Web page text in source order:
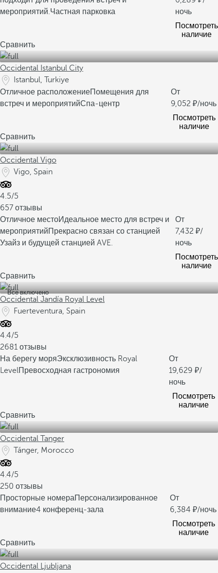
мероприятий.Частная парковка
ночь
Посмотреть
наличие
Сравнить
Occidental Istanbul City
Istanbul, Turkiye
Отличное расположениеПомещения для
встреч и мероприятийСпа-центр
От
9,052
/ночь
Посмотреть
наличие
Сравнить
Occidental Vigo
Vigo, Spain
4.5/5
657 отзывы
Отличное местоИдеальное место для встреч и
мероприятийПрекрасно связан со станцией
Узайз и будущей станцией AVE.
От
7,432
/
ночь
Посмотреть
наличие
Сравнить
Все включено
Occidental Jandía Royal Level
Fuerteventura, Spain
4.4/5
2681 отзывы
На берегу моряЭксклюзивность Royal
LevelПревосходная гастрономия
От
19,629
/
ночь
Посмотреть
наличие
Сравнить
Occidental Tanger
Tánger, Morocco
4.4/5
250 отзывы
Просторные номераПерсонализированное
внимание4 конференц-зала
От
6,384
/ночь
Посмотреть
наличие
Сравнить
Occidental Ljubljana